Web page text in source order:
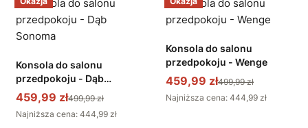
Konsola do salonu
przedpokoju - Dąb
Sonoma
459,99 zł499,99 zł
Najniższa cena: 444,99 zł
Konsola do salonu
przedpokoju - Wenge
459,99 zł499,99 zł
Najniższa cena: 444,99 zł